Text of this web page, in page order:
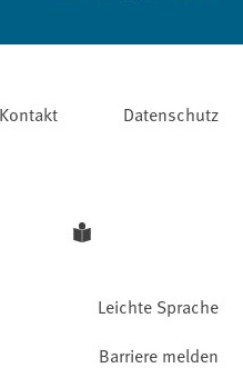
Datenschutz
Leichte Sprache
Barriere melden